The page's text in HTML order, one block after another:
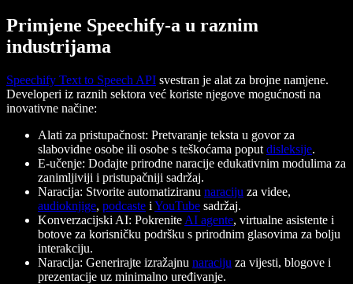
Primjene Speechify-a u raznim
industrijama
Speechify Text to Speech API svestran je alat za brojne namjene.
Developeri iz raznih sektora već koriste njegove mogućnosti na
inovativne načine:
Alati za pristupačnost: Pretvaranje teksta u govor za
slabovidne osobe ili osobe s teškoćama poput disleksije.
E-učenje: Dodajte prirodne naracije edukativnim modulima za
zanimljiviji i pristupačniji sadržaj.
Naracija: Stvorite automatiziranu naraciju za videe,
audioknjige, podcaste i YouTube sadržaj.
Konverzacijski AI: Pokrenite AI agente, virtualne asistente i
botove za korisničku podršku s prirodnim glasovima za bolju
interakciju.
Naracija: Generirajte izražajnu naraciju za vijesti, blogove i
prezentacije uz minimalno uređivanje.